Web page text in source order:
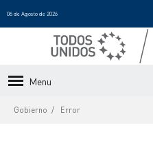
06 de Agosto de 2026
Menu
Gobierno Error